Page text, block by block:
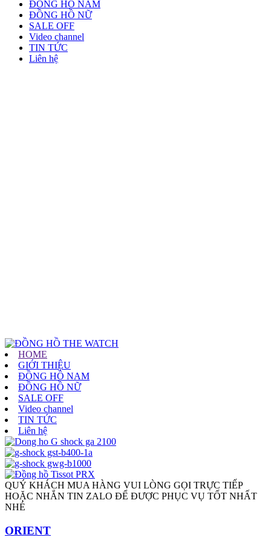
ĐỒNG HỒ NAM
ĐỒNG HỒ NỮ
SALE OFF
Video channel
TIN TỨC
Liên hệ
HOME
GIỚI THIỆU
ĐỒNG HỒ NAM
ĐỒNG HỒ NỮ
SALE OFF
Video channel
TIN TỨC
Liên hệ
QUÝ KHÁCH MUA HÀNG VUI LÒNG GỌI TRỰC TIẾP
HOẶC NHẮN TIN ZALO ĐỂ ĐƯỢC PHỤC VỤ TỐT NHẤT
NHÉ
ORIENT